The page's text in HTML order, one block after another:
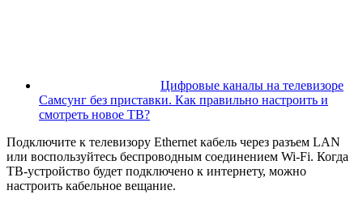
Цифровые каналы на телевизоре
Самсунг без приставки. Как правильно настроить и
смотреть новое ТВ?
Подключите к телевизору Ethernet кабель через разъем LAN
или воспользуйтесь беспроводным соединением Wi-Fi. Когда
ТВ-устройство будет подключено к интернету, можно
настроить кабельное вещание.